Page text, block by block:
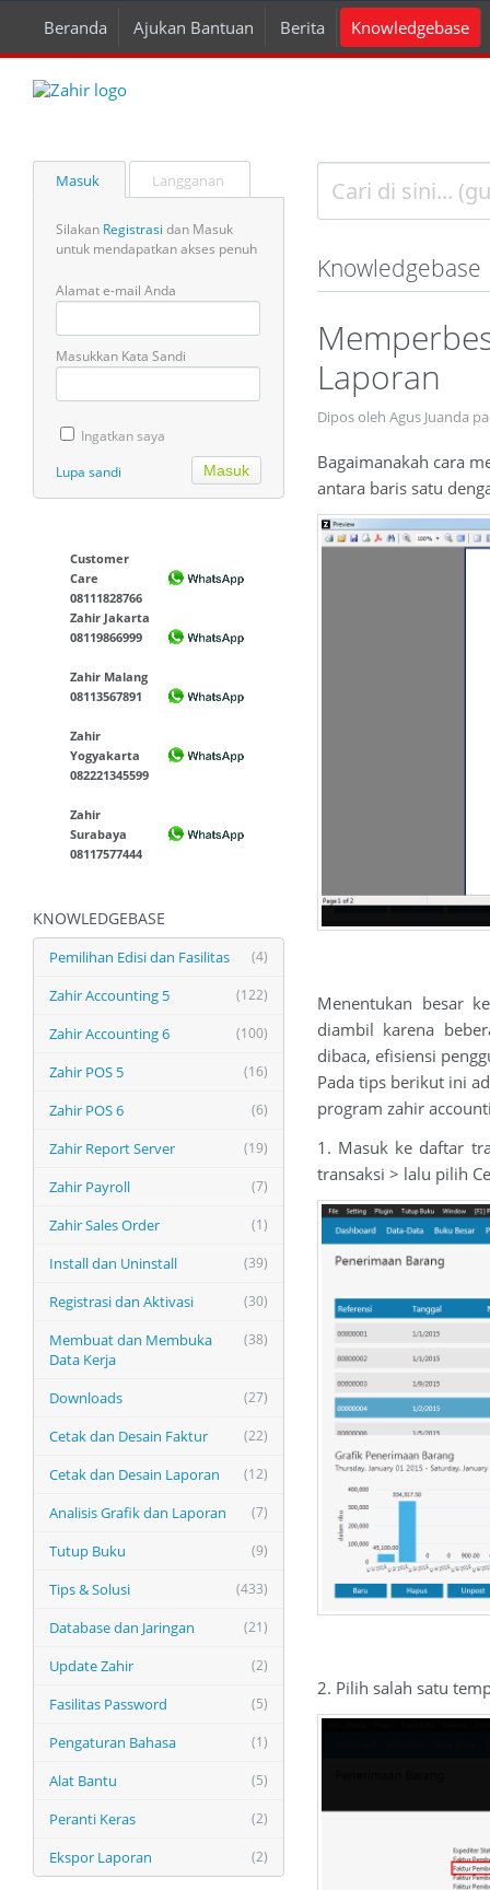
Beranda Ajukan Bantuan Berita Knowledgebase
Masuk Langganan
Silakan Registrasi dan Masuk
untuk mendapatkan akses penuh
Alamat e-mail Anda
Masukkan Kata Sandi
Ingatkan saya
Lupa sandi
Customer
Care
08111828766
Zahir Jakarta
08119866999
Zahir Malang
08113567891
Zahir
Yogyakarta
082221345599
Zahir
Surabaya
08117577444
KNOWLEDGEBASE
(4)
Pemilihan Edisi dan Fasilitas
(122)
Zahir Accounting 5
(100)
Zahir Accounting 6
(16)
Zahir POS 5
(6)
Zahir POS 6
(19)
Zahir Report Server
(7)
Zahir Payroll
(1)
Zahir Sales Order
(39)
Install dan Uninstall
(30)
Registrasi dan Aktivasi
(38)
Membuat dan Membuka
Data Kerja
(27)
Downloads
(22)
Cetak dan Desain Faktur
(12)
Cetak dan Desain Laporan
(7)
Analisis Grafik dan Laporan
(9)
Tutup Buku
(433)
Tips & Solusi
(21)
Database dan Jaringan
(2)
Update Zahir
(5)
Fasilitas Password
(1)
Pengaturan Bahasa
(5)
Alat Bantu
(2)
Peranti Keras
(2)
Ekspor Laporan
Knowledgebase
Laporan
Dipos oleh Agus Juanda
Bagaimanakah cara
antara baris satu
Menentukan besar
diambil karena
dibaca, efisiensi
Pada tips berikut ini
program zahir
1. Masuk ke daftar
transaksi > lalu pilih
2. Pilih salah satu